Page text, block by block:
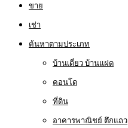
ขาย
เช่า
ค้นหาตามประเภท
บ้านเดี่ยว บ้านแฝด
คอนโด
ที่ดิน
อาคารพาณิชย์ ตึกแถว